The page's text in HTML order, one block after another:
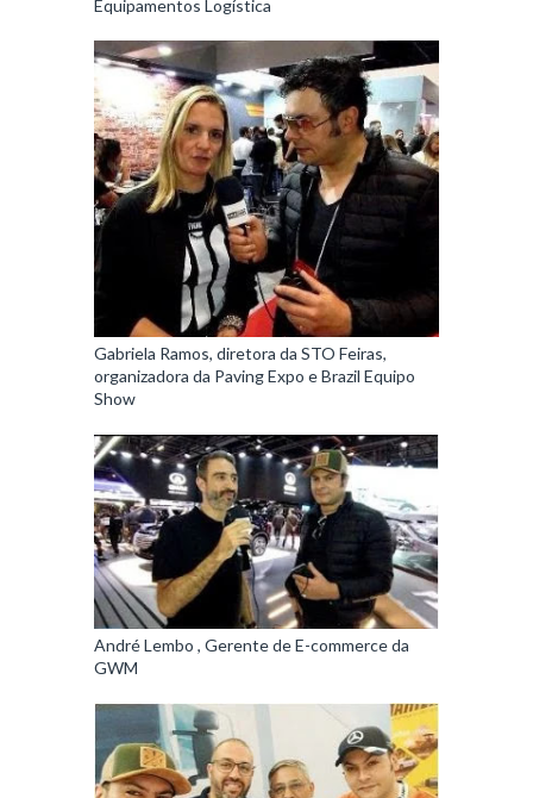
Equipamentos Logística
Gabriela Ramos, diretora da STO Feiras,
organizadora da Paving Expo e Brazil Equipo
Show
André Lembo , Gerente de E-commerce da
GWM